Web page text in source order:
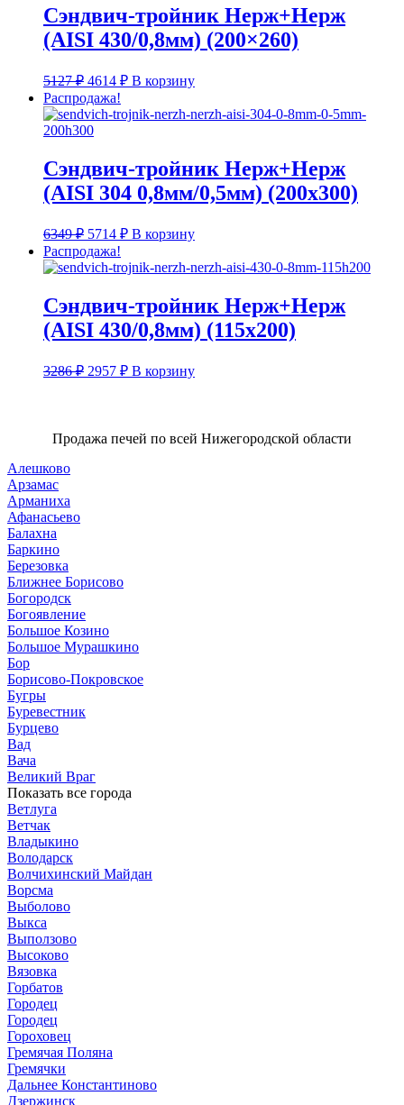
Сэндвич-тройник Нерж+Нерж
(AISI 430/0,8мм) (200×260)
5127₽ Первоначальная
цена
составляла
5127 ₽.
4614 ₽Текущая
цена:
4614 ₽.
В корзину
Распродажа!
Сэндвич-тройник Нерж+Нерж
(AISI 304 0,8мм/0,5мм) (200х300)
6349₽ Первоначальная
цена
составляла
5714 ₽Текущая
цена:
5714 ₽.
В корзину
Распродажа!
Сэндвич-тройник Нерж+Нерж
(AISI 430/0,8мм) (115х200)
3286₽ Первоначальная
2957 ₽Текущая
цена:
В корзину
Продажа печей по всей Нижегородской области
Алешково
Арзамас
Арманиха
Афанасьево
Балахна
Баркино
Березовка
Ближнее Борисово
Богородск
Богоявление
Большое Козино
Большое Мурашкино
Бор
Борисово-Покровское
Бугры
Буревестник
Бурцево
Вад
Вача
Великий Враг
Показать все города
Ветлуга
Ветчак
Владыкино
Володарск
Волчихинский Майдан
Ворсма
Выболово
Выкса
Выползово
Высоково
Вязовка
Горбатов
Городец
Городец
Гороховец
Гремячая Поляна
Гремячки
Дальнее Константиново
Дзержинск